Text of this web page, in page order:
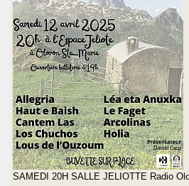
SAMEDI 20H SALLE JELIOTTE Radio